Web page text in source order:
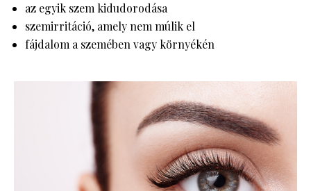
az egyik szem kidudorodása
szemirritáció, amely nem múlik el
fájdalom a szemében vagy környékén